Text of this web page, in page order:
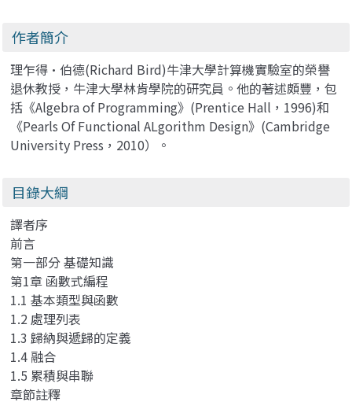
作者簡介
理乍得·伯德(Richard Bird)牛津大學計算機實驗室的榮譽
退休教授，牛津大學林肯學院的研究員。他的著述頗豐，包
括《Algebra of Programming》(Prentice Hall，1996)和
《Pearls Of Functional ALgorithm Design》(Cambridge
University Press，2010）。
目錄大綱
譯者序
前言
第一部分 基礎知識
第1章 函數式編程
1.1 基本類型與函數
1.2 處理列表
1.3 歸納與遞歸的定義
1.4 融合
1.5 累積與串聯
章節註釋